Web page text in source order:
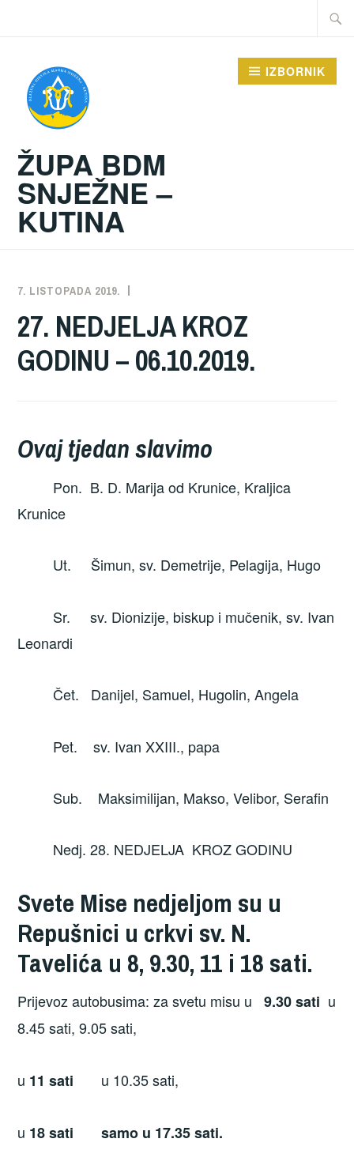
Traži:
ŽUPA BDM
SNJEŽNE –
KUTINA
IZBORNIK
7. LISTOPADA 2019.
27. NEDJELJA KROZ
GODINU – 06.10.2019.
Ovaj tjedan slavimo
Pon. B. D. Marija od Krunice, Kraljica
Krunice
Ut. Šimun, sv. Demetrije, Pelagija, Hugo
Sr. sv. Dionizije, biskup i mučenik, sv. Ivan
Leonardi
Čet. Danijel, Samuel, Hugolin, Angela
Pet. sv. Ivan XXIII., papa
Sub. Maksimilijan, Makso, Velibor, Serafin
Nedj. 28. NEDJELJA KROZ GODINU
Svete Mise nedjeljom su u
Repušnici u crkvi sv. N.
Tavelića u 8, 9.30, 11 i 18 sati.
Prijevoz autobusima: za svetu misu u9.30 sati u
8.45 sati, 9.05 sati,
u 11 sati u 10.35 sati,
u 18 sati samo u 17.35 sati.